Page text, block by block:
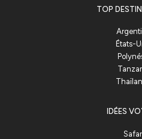
TOP
États-
IDÉES